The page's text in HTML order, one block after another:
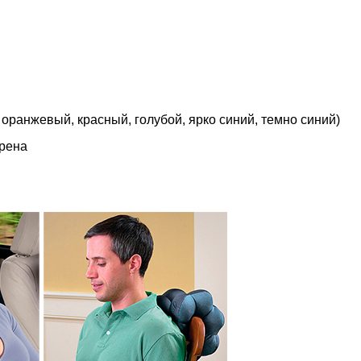
красный, голубой, ярко синий, темно синий)